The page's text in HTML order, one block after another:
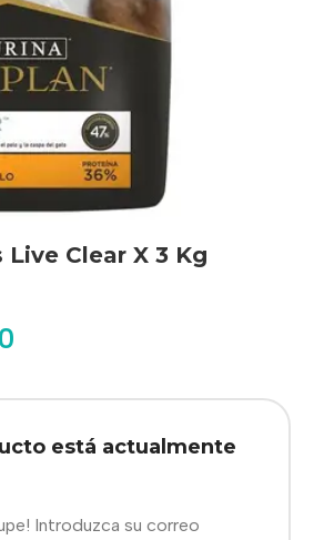
Clear X 3 Kg
está actualmente
Introduzca su correo